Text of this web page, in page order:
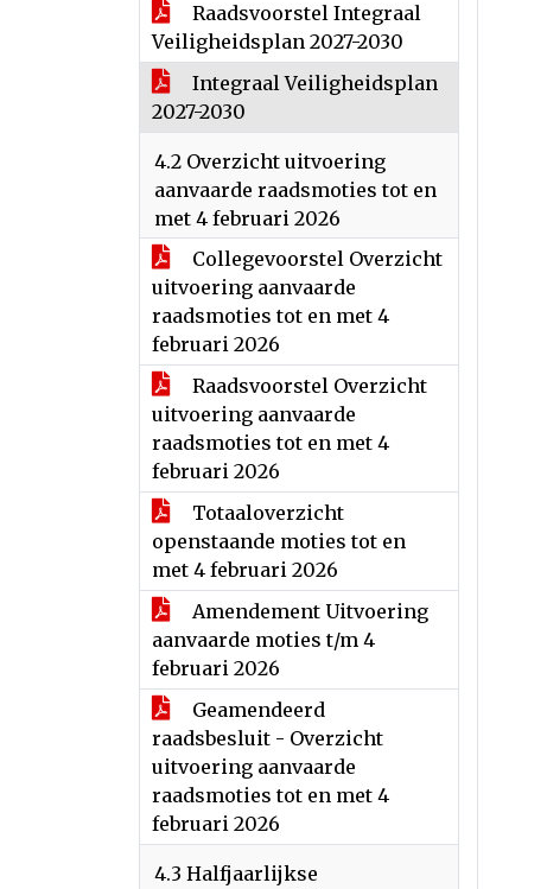
Raadsvoorstel Integraal
Veiligheidsplan 2027-2030
Integraal Veiligheidsplan
2027-2030
4.2 Overzicht uitvoering
aanvaarde raadsmoties tot en
met 4 februari 2026
Collegevoorstel Overzicht
uitvoering aanvaarde
raadsmoties tot en met 4
februari 2026
Raadsvoorstel Overzicht
uitvoering aanvaarde
raadsmoties tot en met 4
februari 2026
Totaaloverzicht
openstaande moties tot en
met 4 februari 2026
Amendement Uitvoering
aanvaarde moties t/m 4
februari 2026
Geamendeerd
raadsbesluit - Overzicht
uitvoering aanvaarde
raadsmoties tot en met 4
februari 2026
4.3 Halfjaarlijkse